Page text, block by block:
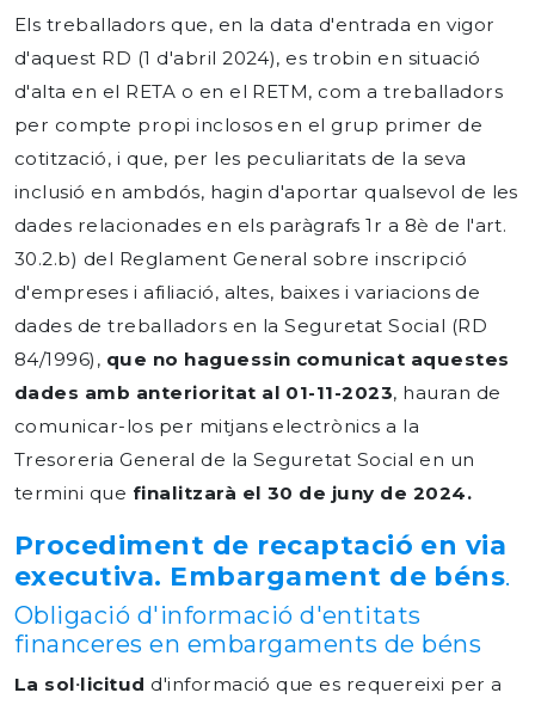
Els treballadors que, en la data d'entrada en vigor
d'aquest RD (1 d'abril 2024), es trobin en situació
d'alta en el RETA o en el RETM, com a treballadors
per compte propi inclosos en el grup primer de
cotització, i que, per les peculiaritats de la seva
inclusió en ambdós, hagin d'aportar qualsevol de les
dades relacionades en els paràgrafs 1r a 8è de l'art.
30.2.b) del Reglament General sobre inscripció
d'empreses i afiliació, altes, baixes i variacions de
dades de treballadors en la Seguretat Social (RD
84/1996), que no haguessin comunicat aquestes
dades amb anterioritat al 01-11-2023, hauran de
comunicar-los per mitjans electrònics a la
Tresoreria General de la Seguretat Social en un
termini que finalitzarà el 30 de juny de 2024.
Procediment de recaptació en via
executiva. Embargament de béns.
Obligació d'informació d'entitats
financeres en embargaments de béns
La sol·licitud d'informació que es requereixi per a